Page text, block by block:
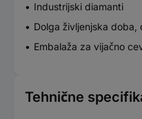
Industrijski diamanti
Dolga življenjska doba,
Embalaža za vijačno
Tehnične